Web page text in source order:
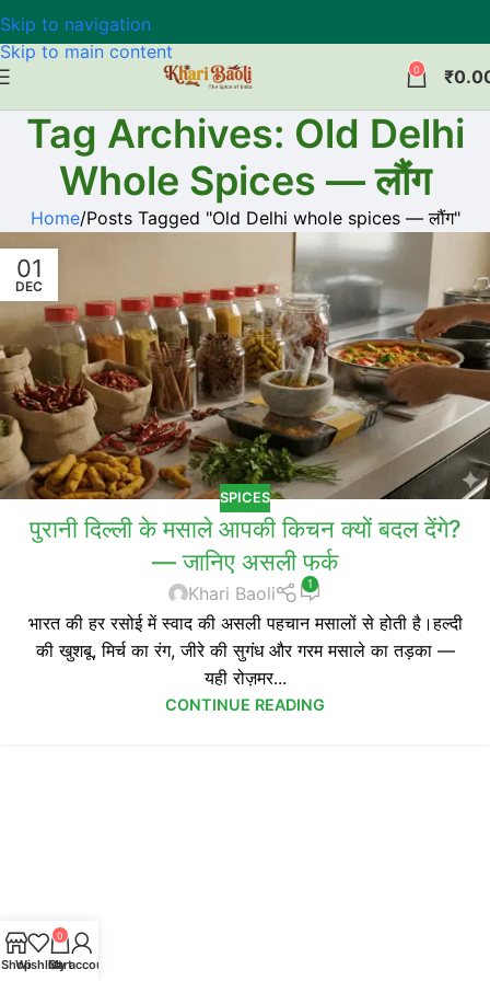
Skip to navigation
Skip to main content
0 ₹
Tag Archives: Old Delhi
Whole Spices — लौंग
Home Posts Tagged "Old Delhi whole spices — लौंग"
01
DEC
SPICES
पुरानी दिल्ली के मसाले आपकी किचन क्यों बदल देंगे?
— जानिए असली फर्क
Khari Baoli 1
भारत की हर रसोई में स्वाद की असली पहचान मसालों से होती है।हल्दी
की खुशबू, मिर्च का रंग, जीरे की सुगंध और गरम मसाले का तड़का —
यही रोज़मर...
CONTINUE READING
ShopWishlist
0
Cart
My account